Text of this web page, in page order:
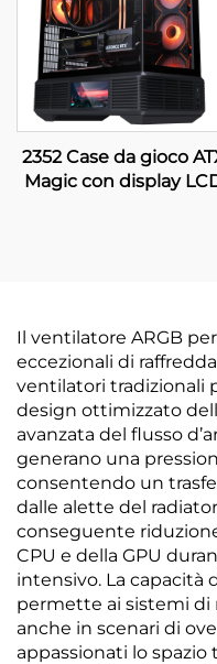
2352 Case da gioco
Magic con display
Il ventilatore ARGB
eccezionali di
ventilatori tradizionali
design ottimizzato
avanzata del flusso
generano una
consentendo un
dalle alette del
conseguente
CPU e della GPU
intensivo. La capacità
permette ai sistemi di
anche in scenari di
appassionati lo